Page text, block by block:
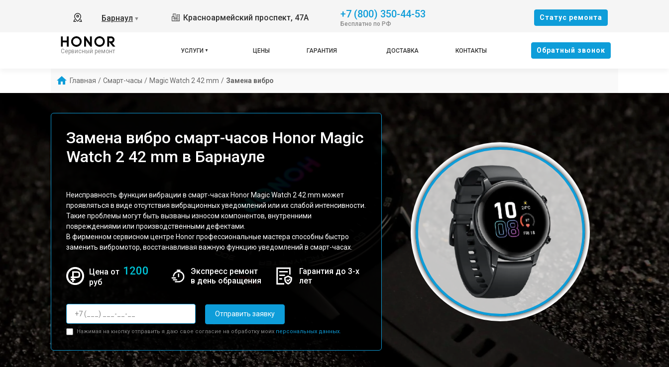
Барнаул ▼ Красноармейский проспект, 47А +7 (800) 350-44-53
Бесплатно по РФ
Cтатус ремонта
Сервисный ремонт УСЛУГИ ЦЕНЫ ГАРАНТИЯ ДОСТАВКА КОНТАКТЫ Oбратный звонок
Главная / Смарт-часы / Magic Watch 2 42 mm / Замена вибро
Замена вибро смарт-часов Honor Magic
Watch 2 42 mm в Барнауле
Неисправность функции вибрации в смарт-часах Honor Magic Watch 2 42 mm может
проявляться в виде отсутствия вибрационных уведомлений или их слабой интенсивности.
Такие проблемы могут быть вызваны износом компонентов, внутренними
повреждениями или производственными дефектами.
В фирменном сервисном центре Honor профессиональные мастера способны быстро
заменить вибромотор, восстанавливая важную функцию уведомлений в смарт-часах.
Цена от 1200
руб
Экспресс ремонт
в день обращения
Гарантия до 3-х
лет
Отправить заявку
Нажимая на кнопку отправить я даю свое согласие на обработку моих персональных данных.